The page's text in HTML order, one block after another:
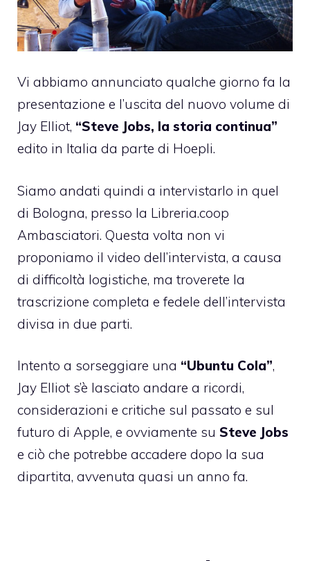
Vi abbiamo annunciato qualche giorno fa la
presentazione e l’uscita del nuovo volume di
Jay Elliot, “Steve Jobs, la storia continua”
edito in Italia da parte di Hoepli.
Siamo andati quindi a intervistarlo in quel
di Bologna, presso la Libreria.coop
Ambasciatori. Questa volta non vi
proponiamo il video dell’intervista, a causa
di difficoltà logistiche, ma troverete la
trascrizione completa e fedele dell’intervista
divisa in due parti.
Intento a sorseggiare una “Ubuntu Cola”,
Jay Elliot s’è lasciato andare a ricordi,
considerazioni e critiche sul passato e sul
futuro di Apple, e ovviamente su Steve Jobs
e ciò che potrebbe accadere dopo la sua
dipartita, avvenuta quasi un anno fa.